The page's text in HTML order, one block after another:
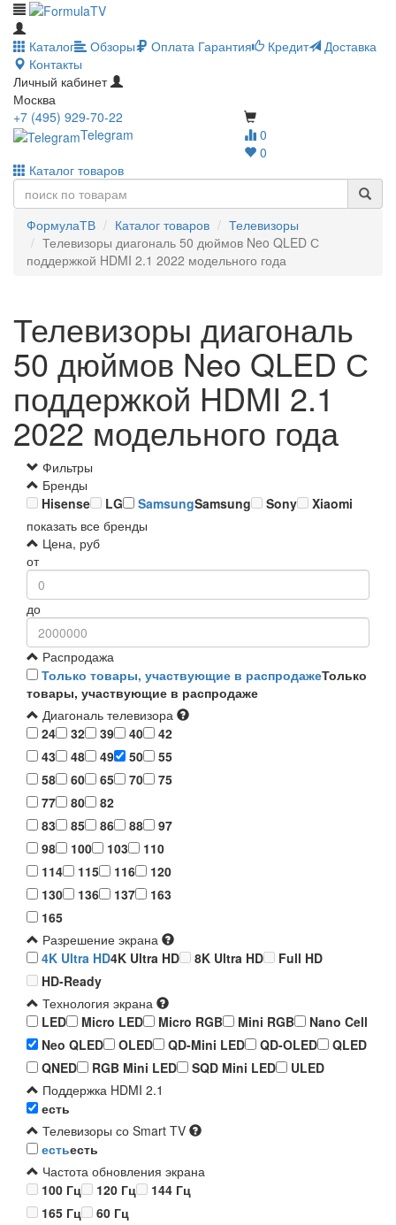
Каталог Обзоры Оплата Гарантия Кредит
Доставка
Контакты
Личный кабинет
Москва
0
0
+7 (495) 929-70-22
Telegram
Каталог товаров
ФормулаТВ Каталог товаров
Телевизоры
Телевизоры диагональ 50 дюймов Neo QLED С
поддержкой HDMI 2.1 2022 модельного года
Телевизоры диагональ
50 дюймов Neo QLED С
поддержкой HDMI 2.1
2022 модельного года
Фильтры
Бренды
Hisense
LG SamsungSamsung Sony
Xiaomi
показать все бренды
Цена, руб
от
до
Распродажа
Только товары, участвующие в распродажеТолько
товары, участвующие в распродаже
Диагональ телевизора
24
32 39 40
42
43
48 49 50
55
58
60 65 70
75
77
80
82
83
85 86 88
97
98
100 103
110
114
115 116
120
130
136 137
163
165
Разрешение экрана
4K Ultra HD4K Ultra HD 8K Ultra HD
Full HD
HD-Ready
Технология экрана
LED
Micro LED Micro RGB Mini RGB
Nano Cell
Neo QLED
OLED QD-Mini LED QD-OLED
QLED
QNED
RGB Mini LED SQD Mini LED
ULED
Поддержка HDMI 2.1
есть
Телевизоры со Smart TV
естьесть
Частота обновления экрана
100 Гц
120 Гц
144 Гц
165 Гц
60 Гц